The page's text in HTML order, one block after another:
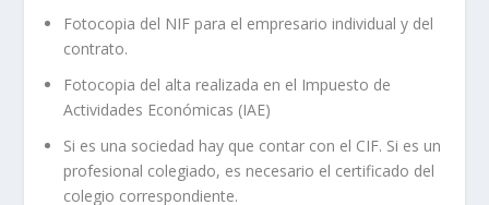
Fotocopia del NIF para el empresario individual y del
contrato.
Fotocopia del alta realizada en el Impuesto de
Actividades Económicas (IAE)
Si es una sociedad hay que contar con el CIF. Si es un
profesional colegiado, es necesario el certificado del
colegio correspondiente.